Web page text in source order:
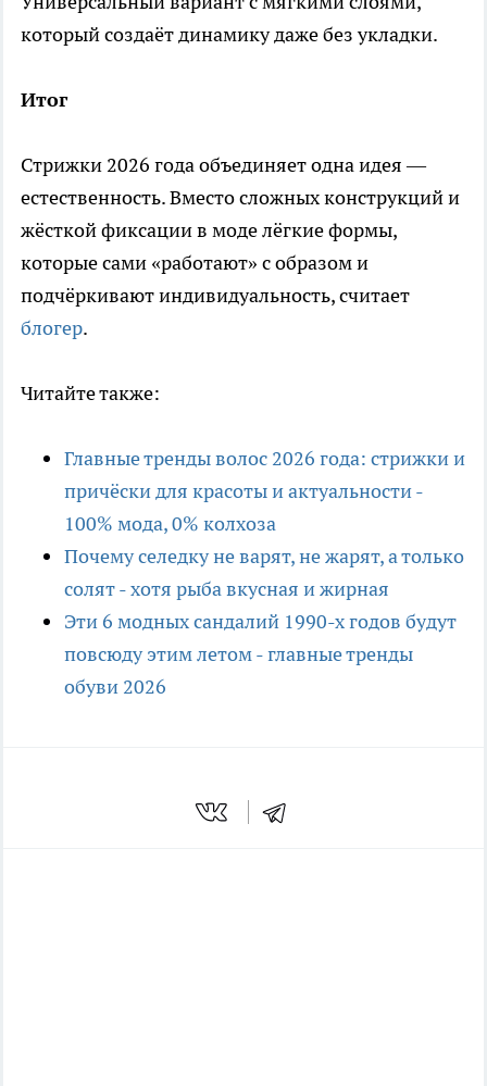
который создаёт динамику даже без укладки.
Итог
Стрижки 2026 года объединяет одна идея —
естественность. Вместо сложных конструкций и
жёсткой фиксации в моде лёгкие формы,
которые сами «работают» с образом и
подчёркивают индивидуальность, считает
блогер.
Читайте также:
Главные тренды волос 2026 года: стрижки и
причёски для красоты и актуальности -
100% мода, 0% колхоза
Почему селедку не варят, не жарят, а только
солят - хотя рыба вкусная и жирная
Эти 6 модных сандалий 1990-х годов будут
повсюду этим летом - главные тренды
обуви 2026